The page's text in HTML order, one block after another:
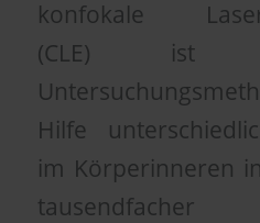
konfokale
(CLE) ist
Hilfe
im Körperinneren
tausendfacher